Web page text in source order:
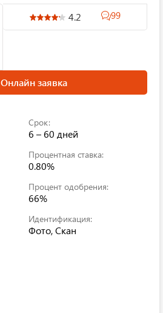
4.2 99
Онлайн заявка
Срок:
6 – 60 дней
Процентная ставка:
0.80%
Процент одобрения:
66%
Идентификация:
Фото, Скан